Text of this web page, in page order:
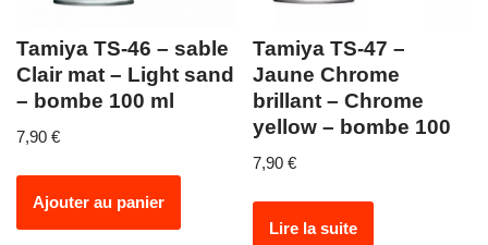
Tamiya TS-46 – sable
Clair mat – Light sand
– bombe 100 ml
7,90 €
Ajouter au panier
Tamiya TS-47 –
Jaune Chrome
brillant – Chrome
yellow – bombe 100
7,90€
Lire la suite